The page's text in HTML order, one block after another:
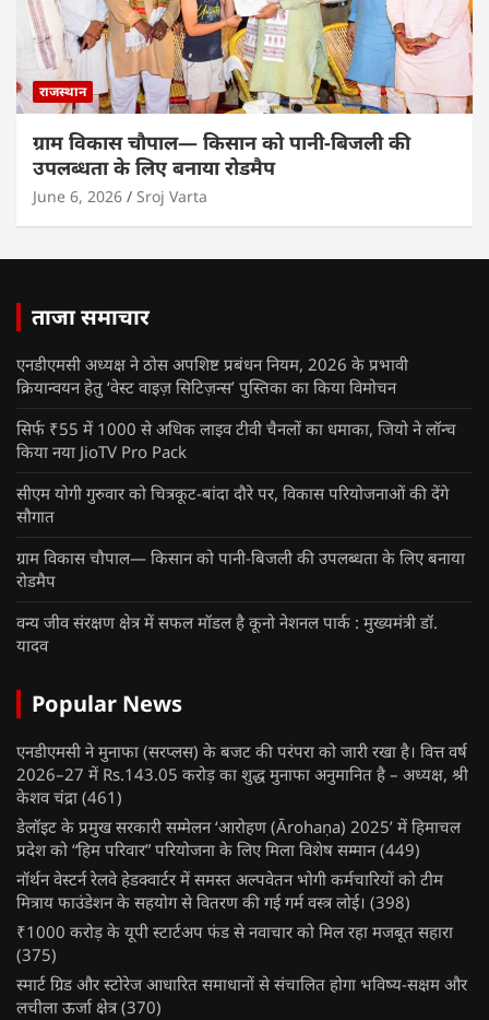
राजस्थान
ग्राम विकास चौपाल— किसान को पानी-बिजली की
उपलब्धता के लिए बनाया रोडमैप
June 6, 2026 Sroj Varta
ताजा समाचार
एनडीएमसी अध्यक्ष ने ठोस अपशिष्ट प्रबंधन नियम, 2026 के प्रभावी
क्रियान्वयन हेतु ‘वेस्ट वाइज़ सिटिज़न्स’ पुस्तिका का किया विमोचन
सिर्फ ₹55 में 1000 से अधिक लाइव टीवी चैनलों का धमाका, जियो ने लॉन्च
किया नया JioTV Pro Pack
सीएम योगी गुरुवार को चित्रकूट-बांदा दौरे पर, विकास परियोजनाओं की देंगे
सौगात
ग्राम विकास चौपाल— किसान को पानी-बिजली की उपलब्धता के लिए बनाया
रोडमैप
वन्य जीव संरक्षण क्षेत्र में सफल मॉडल है कूनो नेशनल पार्क : मुख्यमंत्री डॉ.
यादव
Popular News
एनडीएमसी ने मुनाफा (सरप्लस) के बजट की परंपरा को जारी रखा है। वित्त वर्ष
2026–27 में Rs.143.05 करोड़ का शुद्ध मुनाफा अनुमानित है – अध्यक्ष, श्री
केशव चंद्रा (461)
डेलॉइट के प्रमुख सरकारी सम्मेलन ‘आरोहण (Ārohaṇa) 2025’ में हिमाचल
प्रदेश को “हिम परिवार” परियोजना के लिए मिला विशेष सम्मान (449)
नॉर्थन वेस्टर्न रेलवे हेडक्वार्टर में समस्त अल्पवेतन भोगी कर्मचारियों को टीम
मित्राय फाउंडेशन के सहयोग से वितरण की गई गर्म वस्त्र लोई। (398)
₹1000 करोड़ के यूपी स्टार्टअप फंड से नवाचार को मिल रहा मजबूत सहारा
(375)
स्मार्ट ग्रिड और स्टोरेज आधारित समाधानों से संचालित होगा भविष्य-सक्षम और
लचीला ऊर्जा क्षेत्र (370)